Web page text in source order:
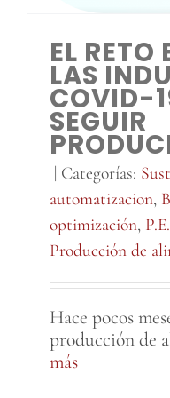
EL RETO
LAS
COVID-
SEGUIR
| Categorías:
automatizacion,
optimización,
Producción de
Hace pocos
producción de
más